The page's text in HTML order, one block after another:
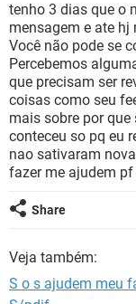
INSTAGRAM
GUIA DE COMPRAS
OUTLOOK
INSTAGRAM
GUIA DE COMPRAS
tenho 3 dias que o
mensagem e ate hj
Você não pode se
Percebemos
que precisam ser
coisas como seu
mais sobre por
conteceu so pq eu
nao sativaram
fazer me ajudem pf
Share
Veja também:
S o s ajudem meu